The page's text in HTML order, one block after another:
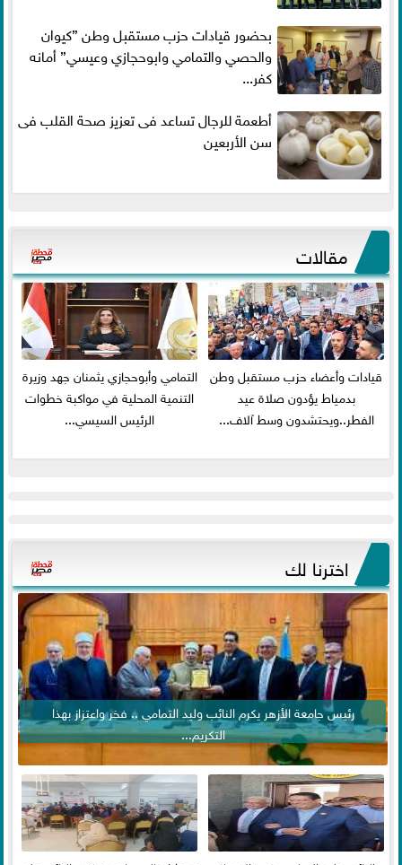
بحضور قيادات حزب مستقبل وطن ”كيوان
والحصي والتمامي وابوحجازي وعيسي” أمانه
كفر...
أطعمة للرجال تساعد فى تعزيز صحة القلب فى
سن الأربعين
مقالات
قيادات وأعضاء حزب مستقبل وطن
بدمياط يؤدون صلاة عيد
الفطر..ويحتشدون وسط آلاف...
التمامي وأبوحجازي يثمنان جهد وزيرة
التنمية المحلية في مواكبة خطوات
الرئيس السيسي...
اخترنا لك
رئيس جامعة الأزهر يكرم النائب وليد التمامي .. فخر واعتزاز بهذا
التكريم...